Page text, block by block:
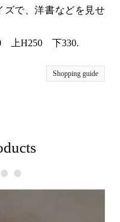
ズで、洋書などを見せ
上H250 下330.
Shopping guide
5 6